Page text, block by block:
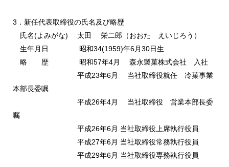
3．新任代表取締役の氏名及び略歴
氏名(よみがな) 太田 栄二郎（おおた えいじろう）
生年月日 昭和34(1959)年6月30日生
略 歴 昭和57年4月 森永製菓株式会社 入社
平成23年6月 当社取締役就任 冷菓事業
本部長委嘱
平成26年4月 当社取締役 営業本部長委
嘱
平成26年6月 当社取締役上席執行役員
平成27年6月 当社取締役常務執行役員
平成29年6月 当社取締役専務執行役員